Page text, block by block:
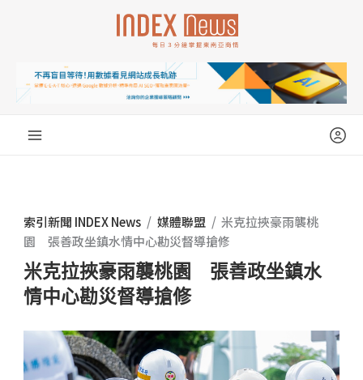
索引新聞 INDEX News / 媒體聯盟 / 米克拉挾豪雨襲桃
園 張善政坐鎮水情中心勘災督導搶修
米克拉挾豪雨襲桃園 張善政坐鎮水
情中心勘災督導搶修